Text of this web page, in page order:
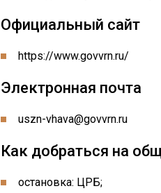
Официальный сайт
https://www.govvrn.ru/
Электронная почта
uszn-vhava@govvrn.ru
Как добраться на
остановка: ЦРБ;